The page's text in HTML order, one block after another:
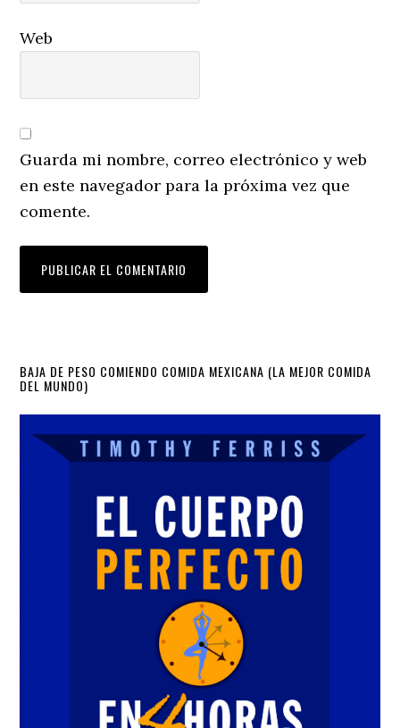
Web
Guarda mi nombre, correo electrónico y web
en este navegador para la próxima vez que
comente.
Primary
Sidebar
BAJA DE PESO COMIENDO COMIDA MEXICANA (LA MEJOR COMIDA
DEL MUNDO)